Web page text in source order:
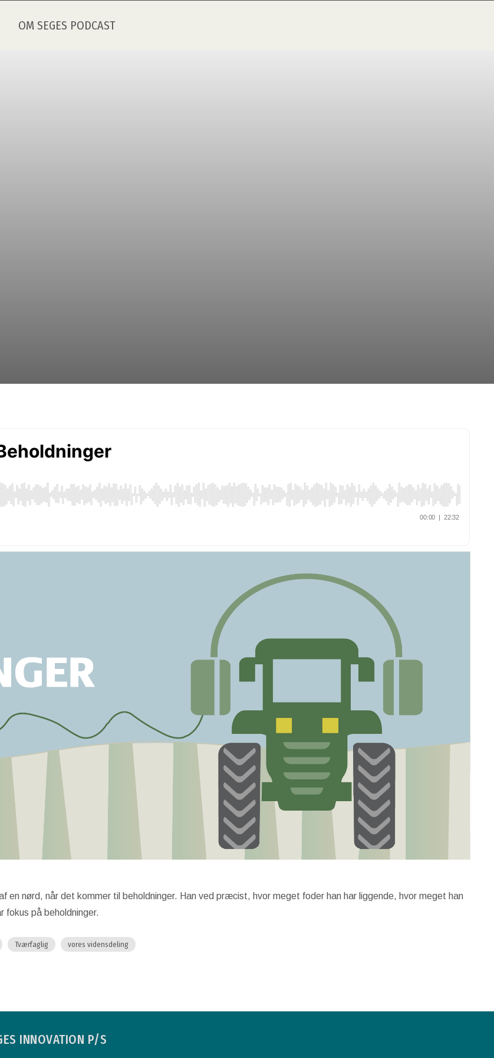
OM SEGES PODCAST
en nørd, når det kommer til beholdninger. Han ved præcist, hvor meget foder han har liggende, hvor meget han
fokus på beholdninger.
Tværfaglig vores vidensdeling
INNOVATION P/S